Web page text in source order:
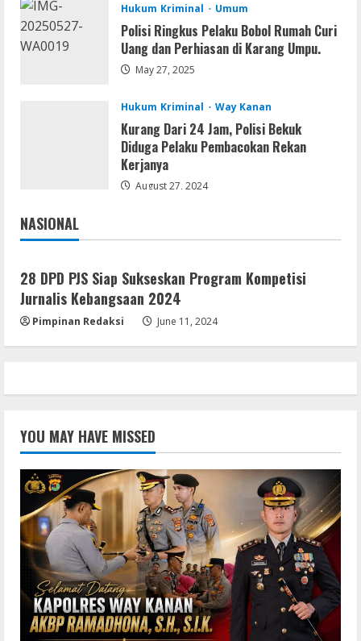
Ketua Pro Jurnalis Media Siber Way
Kanan Apresiasi Prestasi Reva Radisya,
Putri Ferdiansyah, Lolos di Unila
Jurusan HI
Umum
PLN Tegaskan Tiang Listrik Bukan
Infrastruktur Publik; Provider WiFi
Ilegal Diminta Bangun Tiang Mandiri
August 3, 2026
5
Buay Bahuga dan Way Tuba, Ancam
August 3, 2026
Hukum Kriminal Umum
Polisi Ringkus Pelaku Bobol Rumah Curi
Uang dan Perhiasan di Karang Umpu.
May 27, 2025
Hukum Kriminal Way Kanan
Kurang Dari 24 Jam, Polisi Bekuk
Diduga Pelaku Pembacokan Rekan
Kerjanya
August 27, 2024
NASIONAL
Jakarta
28 DPD PJS Siap Sukseskan Program Kompetisi
Jurnalis Kebangsaan 2024
Pimpinan Redaksi June 11, 2024
YOU MAY HAVE MISSED